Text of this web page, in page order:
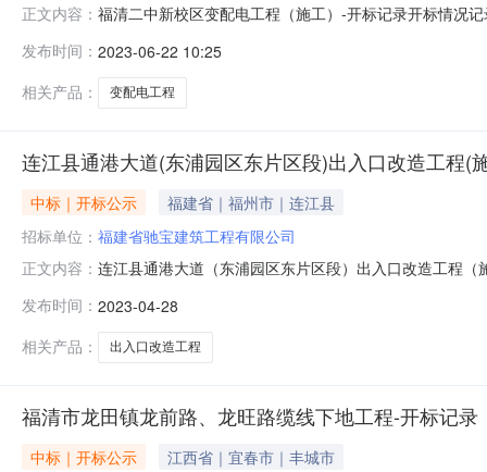
正文内容： 福清二中新校区变配电工程（施工）-开标记录开标情况
解密情况备注211福建省福奥建筑工程有限公司
发布时间： 2023-06-22 10:25
相关产品：
变配电工程
连江县通港大道(东浦园区东片区段)出入口改造工程(
中标｜开标公示
福建省｜福州市｜连江县
招标单位： 福建省驰宝建筑工程有限公司
正文内容： 连江县通港大道（东浦园区东片区段）出入口改造工程
会统一信用代码项目负责人姓名及其建造师注册编号投
用排序185福建省驰宝建筑工程有
发布时间： 2023-04-28
相关产品：
出入口改造工程
福清市龙田镇龙前路、龙旺路缆线下地工程-开标记录
中标｜开标公示
江西省｜宜春市｜丰城市